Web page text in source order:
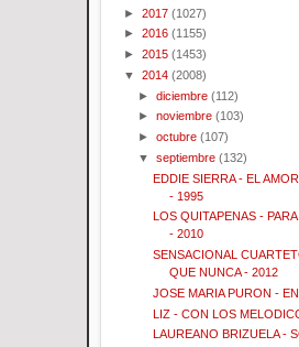
► 2017 (1027)
► 2016 (1155)
► 2015 (1453)
▼ 2014 (2008)
►diciembre (112)
►noviembre (103)
►octubre (107)
▼septiembre (132)
EDDIE SIERRA - EL
- 1995
LOS QUITAPENAS -
- 2010
SENSACIONAL
QUE NUNCA - 2012
JOSE MARIA PURON -
LIZ - CON LOS
LAUREANO BRIZUELA -